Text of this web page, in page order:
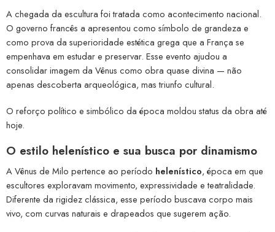
A chegada da escultura foi tratada como acontecimento nacional.
O governo francês a apresentou como símbolo de grandeza e
como prova da superioridade estética grega que a França se
empenhava em estudar e preservar. Esse evento ajudou a
consolidar imagem da Vênus como obra quase divina — não
apenas descoberta arqueológica, mas triunfo cultural.
O reforço político e simbólico da época moldou status da obra até
hoje.
O estilo helenístico e sua busca por dinamismo
A Vênus de Milo pertence ao período helenístico, época em que
escultores exploravam movimento, expressividade e teatralidade.
Diferente da rigidez clássica, esse período buscava corpo mais
vivo, com curvas naturais e drapeados que sugerem ação.